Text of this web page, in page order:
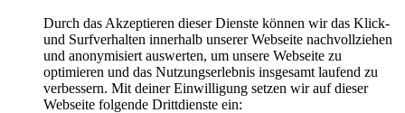
Durch das Akzeptieren dieser Dienste können wir das Klick-
und Surfverhalten innerhalb unserer Webseite nachvollziehen
und anonymisiert auswerten, um unsere Webseite zu
optimieren und das Nutzungserlebnis insgesamt laufend zu
verbessern. Mit deiner Einwilligung setzen wir auf dieser
Webseite folgende Drittdienste ein: